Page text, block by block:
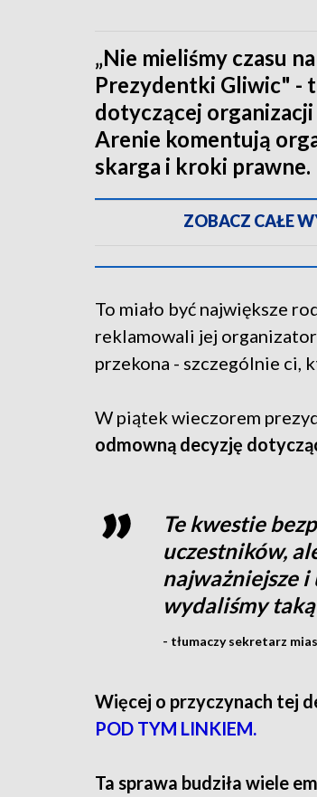
„Nie mieliśmy czasu
Prezydentki Gliwic" -
dotyczącej
Arenie komentują
skarga i kroki prawne.
ZOBACZ CAŁE
To miało być największe
reklamowali jej
przekona - szczególnie ci,
W piątek wieczorem
odmowną decyzję
Te kwestie
uczestników,
najważniejsze i
wydaliśmy
- tłumaczy sekretarz
Więcej o przyczynach tej
POD TYM LINKIEM.
Ta sprawa budziła wiele